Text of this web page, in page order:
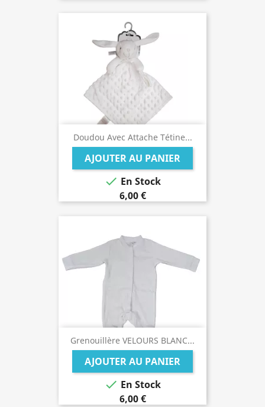
Doudou Avec Attache Tétine...
AJOUTER AU PANIER
 En Stock
6,00 €
Grenouillère VELOURS BLANC...
AJOUTER AU PANIER
 En Stock
6,00 €